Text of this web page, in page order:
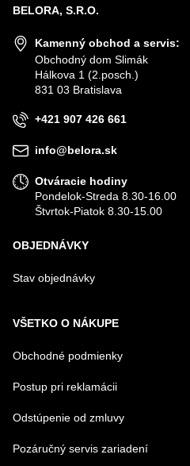
BELORA, S.R.O.
Kamenný obchod a servis:
Obchodný dom Slimák
Hálkova 1 (2.posch.)
831 03 Bratislava
+421 907 426 661
info@belora.sk
Otváracie hodiny
Pondelok-Streda 8.30-16.00
Štvrtok-Piatok 8.30-15.00
OBJEDNÁVKY
Stav objednávky
VŠETKO O NÁKUPE
Obchodné podmienky
Postup pri reklamácii
Odstúpenie od zmluvy
Pozáručný servis zariadení